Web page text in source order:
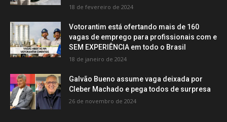
18 de fevereiro de 2024
Votorantim está ofertando mais de 160
vagas de emprego para profissionais com e
SEM EXPERIÊNCIA em todo o Brasil
18 de janeiro de 2024
Galvão Bueno assume vaga deixada por
Cleber Machado e pega todos de surpresa
26 de novembro de 2024